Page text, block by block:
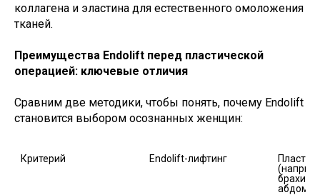
коллагена и эластина для естественного омоложения
тканей.
Преимущества Endolift перед пластической
операцией: ключевые отличия
Сравним две методики, чтобы понять, почему Endolift
становится выбором осознанных женщин:
Критерий Endolift-лифтинг